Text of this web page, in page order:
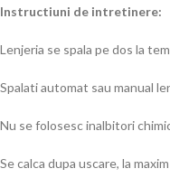
Instructiuni de intretinere:
Lenjeria se spala pe dos la
Spalati automat sau manual
Nu se folosesc inalbitori
Se calca dupa uscare, la